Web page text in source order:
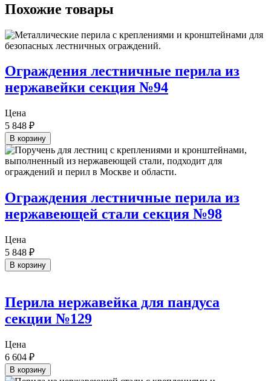
Похожие товары
Ограждения лестничные перила из
нержавейки секция №94
Цена
5 848 ₽
В корзину
Ограждения лестничные перила из
нержавеющей стали секция №98
Цена
5 848 ₽
В корзину
Перила нержавейка для пандуса
секции №129
Цена
6 604 ₽
В корзину